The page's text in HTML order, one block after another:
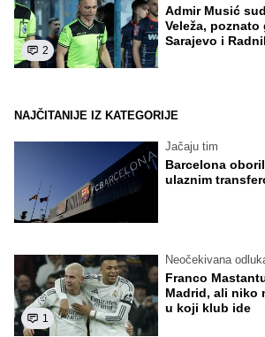
2
Admir Musić
Veleža,
Sarajevo i
NAJČITANIJE IZ KATEGORIJE
Jačaju tim
Barcelona
ulaznim
1
Neočekivana
Franco
Madrid, ali niko
u koji klub ide